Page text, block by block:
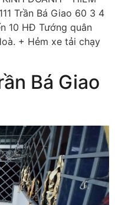
Trần Bá Giao 60 3 4
10 HĐ Tướng quân
+ Hẻm xe tải chạy
Bá Giao